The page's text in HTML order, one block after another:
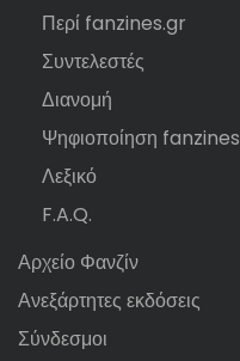
Περί fanzines.gr
Συντελεστές
Διανομή
Ψηφιοποίηση fanzines
Λεξικό
F.A.Q.
Αρχείο Φανζίν
Ανεξάρτητες εκδόσεις
Σύνδεσμοι